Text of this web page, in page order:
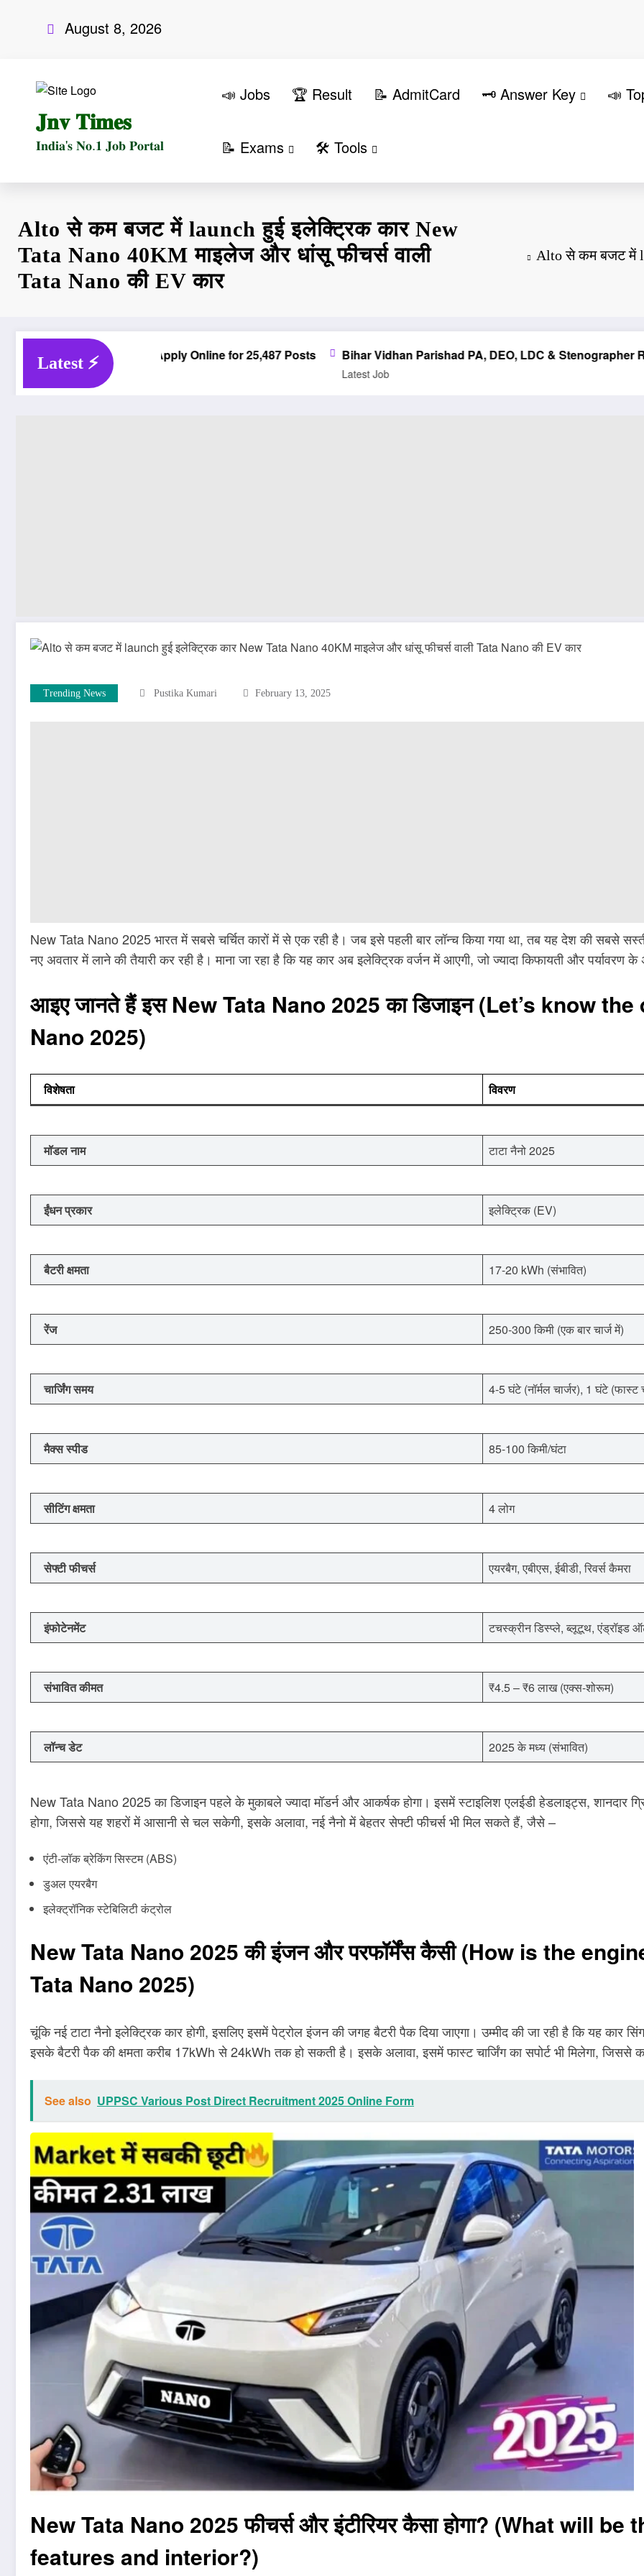
August 8, 2026
𝐉𝐧𝐯 𝐓𝐢𝐦𝐞𝐬
𝐈𝐧𝐝𝐢𝐚'𝐬 𝐍𝐨.𝟏 𝐉𝐨𝐛 𝐏𝐨𝐫𝐭𝐚𝐥
📣 Jobs 🏆 Result 📝 AdmitCard 🗝️ Answer Key 📣
📝 Exams 🛠️ Tools
Alto से कम बजट में launch हुई इलेक्ट्रिक कार New
Tata Nano 40KM माइलेज और धांसू फीचर्स वाली
Tata Nano की EV कार
Alto से कम बजट में
Latest ⚡️
– Apply Online for 25,487 Posts Bihar Vidhan Parishad PA, DEO, LDC & Stenographer Recruitment 2025
Trending News Pustika Kumari February 13, 2025
New Tata Nano 2025 भारत में सबसे चर्चित कारों में से एक रही है। जब इसे पहली बार लॉन्च किया गया था, तब यह देश की सबसे सस्ती
नए अवतार में लाने की तैयारी कर रही है। माना जा रहा है कि यह कार अब इलेक्ट्रिक वर्जन में आएगी, जो ज्यादा किफायती और पर्यावरण
आइए जानते हैं इस New Tata Nano 2025 का डिजाइन (Let’s know
Nano 2025)
विशेषता विवरण
मॉडल नाम टाटा नैनो 2025
ईंधन प्रकार इलेक्ट्रिक (EV)
बैटरी क्षमता 17-20 kWh (संभावित)
रेंज 250-300 किमी (एक बार चार्ज में)
चार्जिंग समय 4-5 घंटे (नॉर्मल चार्जर), 1 घंटे (फास्ट
मैक्स स्पीड 85-100 किमी/घंटा
सीटिंग क्षमता 4 लोग
सेफ्टी फीचर्स एयरबैग, एबीएस, ईबीडी, रिवर्स कैमरा
इंफोटेनमेंट टचस्क्रीन डिस्प्ले, ब्लूटूथ, एंड्रॉइड
संभावित कीमत ₹4.5 – ₹6 लाख (एक्स-शोरूम)
लॉन्च डेट 2025 के मध्य (संभावित)
New Tata Nano 2025 का डिजाइन पहले के मुकाबले ज्यादा मॉडर्न और आकर्षक होगा। इसमें स्टाइलिश एलईडी हेडलाइट्स, शानदार
होगा, जिससे यह शहरों में आसानी से चल सकेगी, इसके अलावा, नई नैनो में बेहतर सेफ्टी फीचर्स भी मिल सकते हैं, जैसे –
एंटी-लॉक ब्रेकिंग सिस्टम (ABS)
डुअल एयरबैग
इलेक्ट्रॉनिक स्टेबिलिटी कंट्रोल
New Tata Nano 2025 की इंजन और परफॉर्मेंस कैसी (How is the
Tata Nano 2025)
चूंकि नई टाटा नैनो इलेक्ट्रिक कार होगी, इसलिए इसमें पेट्रोल इंजन की जगह बैटरी पैक दिया जाएगा। उम्मीद की जा रही है कि यह
इसके बैटरी पैक की क्षमता करीब 17kWh से 24kWh तक हो सकती है। इसके अलावा, इसमें फास्ट चार्जिंग का सपोर्ट भी मिलेगा, जिससे
See also UPPSC Various Post Direct Recruitment 2025 Online Form
New Tata Nano 2025 फीचर्स और इंटीरियर कैसा होगा? (What will
features and interior?)